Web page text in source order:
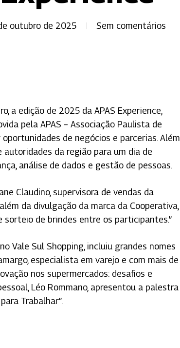
outubro de 2025 Sem comentários
a edição de 2025 da APAS Experience,
pela APAS – Associação Paulista de
de negócios e parcerias. Além
autoridades da região para um dia de
análise de dados e gestão de pessoas.
Claudino, supervisora de vendas da
da divulgação da marca da Cooperativa,
de brindes entre os participantes.”
Vale Sul Shopping, incluiu grandes nomes
especialista em varejo e com mais de
nos supermercados: desafios e
Léo Rommano, apresentou a palestra
Trabalhar”.